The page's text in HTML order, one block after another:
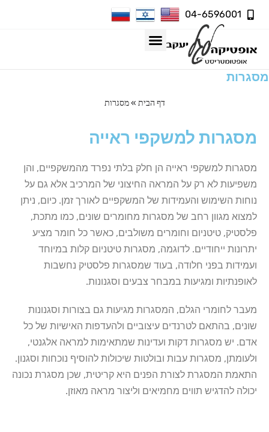
04-6596001
מסגרות
דף הבית »מסגרות
מסגרות למשקפי ראייה
מסגרות למשקפי ראייה הן חלק בלתי נפרד מהמשקפיים, והן
משפיעות לא רק על המראה החיצוני של המרכיב אלא גם על
נוחות השימוש והעמידות של המשקפיים לאורך זמן. כיום, ניתן
למצוא מגוון רחב של מסגרות מחומרים שונים, כמו מתכת,
פלסטיק, טיטניום וחומרים משולבים, כאשר כל חומר מציע
יתרונות ייחודיים. לדוגמה, מסגרות טיטניום קלות במיוחד
ועמידות בפני חלודה, בעוד שמסגרות פלסטיק נחשבות
לאופנתיות ומגיעות במבחר צבעים וסגנונות.
מעבר לחומרי הגלם, המסגרות מגיעות גם בצורות וסגנונות
שונים, בהתאם לטרנדים עיצוביים ולהעדפות האישיות של כל
אדם. יש מסגרות דקות ועדינות שמתאימות למראה אלגנטי,
ולעומתן, מסגרות עבות ובולטות שיכולות להוסיף נוכחות וסגנון.
התאמת המסגרת לצורת הפנים היא קריטית, שכן מסגרת נכונה
יכולה להדגיש תווים מחמיאים וליצור מראה מאוזן.